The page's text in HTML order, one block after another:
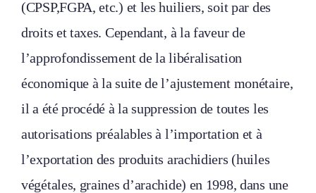
(CPSP,FGPA, etc.) et les huiliers, soit par des
droits et taxes. Cependant, à la faveur de
l’approfondissement de la libéralisation
économique à la suite de l’ajustement monétaire,
il a été procédé à la suppression de toutes les
autorisations préalables à l’importation et à
l’exportation des produits arachidiers (huiles
végétales, graines d’arachide) en 1998, dans une